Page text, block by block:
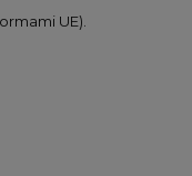
UE).